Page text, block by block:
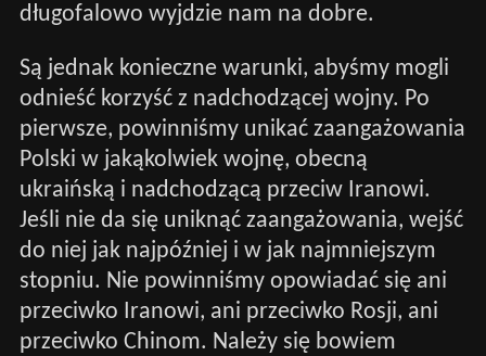
długofalowo wyjdzie nam na dobre.
Są jednak konieczne warunki, abyśmy mogli
odnieść korzyść z nadchodzącej wojny. Po
pierwsze, powinniśmy unikać zaangażowania
Polski w jakąkolwiek wojnę, obecną
ukraińską i nadchodzącą przeciw Iranowi.
Jeśli nie da się uniknąć zaangażowania, wejść
do niej jak najpóźniej i w jak najmniejszym
stopniu. Nie powinniśmy opowiadać się ani
przeciwko Iranowi, ani przeciwko Rosji, ani
przeciwko Chinom. Należy się bowiem